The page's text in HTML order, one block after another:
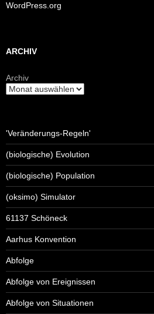
WordPress.org
ARCHIV
Archiv
'Veränderungs-Regeln'
(biologische) Evolution
(biologische) Population
(oksimo) Simulator
61137 Schöneck
Aarhus Konvention
Abfolge
Abfolge von Ereignissen
Abfolge von Situationen